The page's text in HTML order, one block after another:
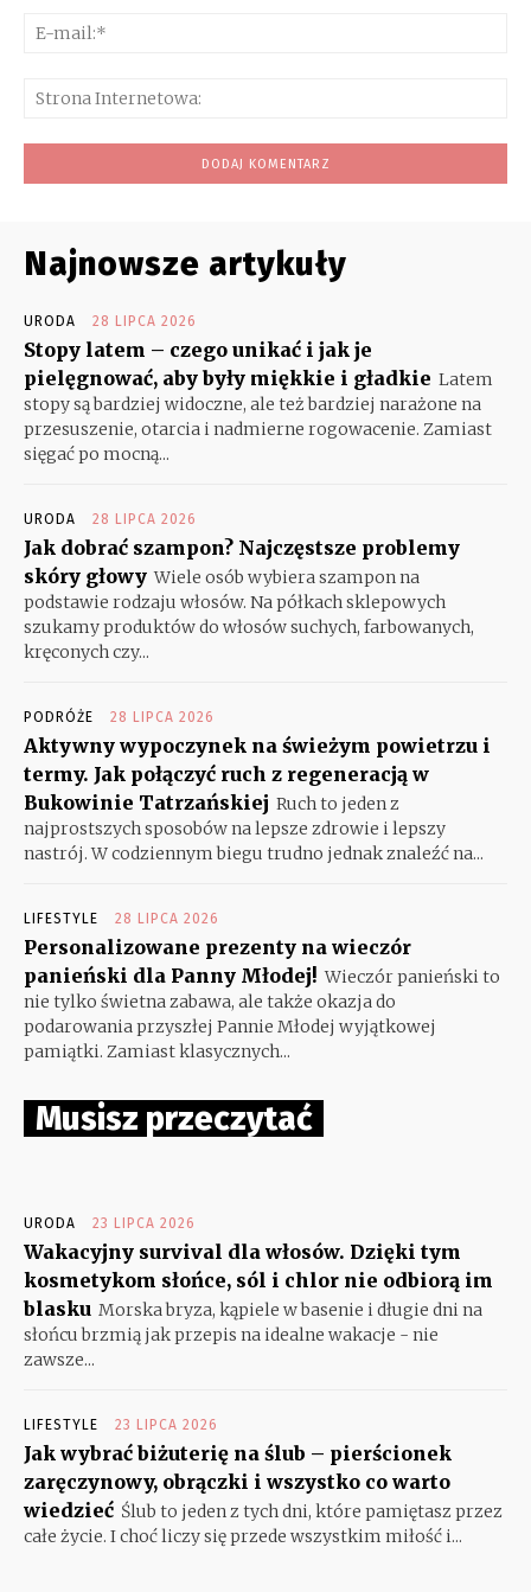
Najnowsze artykuły
URODA 28 LIPCA 2026
Stopy latem – czego unikać i jak je
pielęgnować, aby były miękkie i gładkie Latem
stopy są bardziej widoczne, ale też bardziej narażone na
przesuszenie, otarcia i nadmierne rogowacenie. Zamiast
sięgać po mocną...
URODA 28 LIPCA 2026
Jak dobrać szampon? Najczęstsze problemy
skóry głowy Wiele osób wybiera szampon na
podstawie rodzaju włosów. Na półkach sklepowych
szukamy produktów do włosów suchych, farbowanych,
kręconych czy...
PODRÓŻE 28 LIPCA 2026
Aktywny wypoczynek na świeżym powietrzu i
termy. Jak połączyć ruch z regeneracją w
Bukowinie Tatrzańskiej Ruch to jeden z
najprostszych sposobów na lepsze zdrowie i lepszy
nastrój. W codziennym biegu trudno jednak znaleźć na...
LIFESTYLE 28 LIPCA 2026
Personalizowane prezenty na wieczór
panieński dla Panny Młodej! Wieczór panieński to
nie tylko świetna zabawa, ale także okazja do
podarowania przyszłej Pannie Młodej wyjątkowej
pamiątki. Zamiast klasycznych...
Musisz przeczytać
URODA 23 LIPCA 2026
Wakacyjny survival dla włosów. Dzięki tym
kosmetykom słońce, sól i chlor nie odbiorą im
blasku Morska bryza, kąpiele w basenie i długie dni na
słońcu brzmią jak przepis na idealne wakacje - nie
zawsze...
LIFESTYLE 23 LIPCA 2026
Jak wybrać biżuterię na ślub – pierścionek
zaręczynowy, obrączki i wszystko co warto
wiedzieć Ślub to jeden z tych dni, które pamiętasz przez
całe życie. I choć liczy się przede wszystkim miłość i...